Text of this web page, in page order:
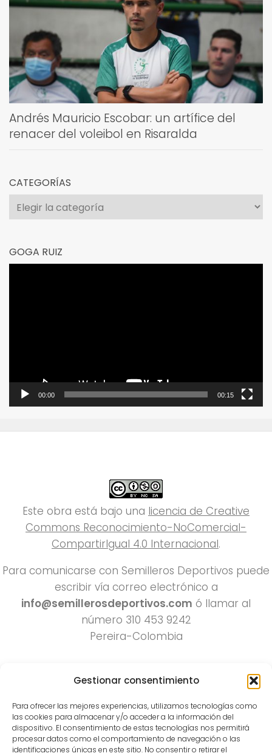
Gestionar consentimiento
Para ofrecer las mejores experiencias, utilizamos tecnologías como
las cookies para almacenar y/o acceder a la información del
dispositivo. El consentimiento de estas tecnologías nos permitirá
procesar datos como el comportamiento de navegación o las
identificaciones únicas en este sitio. No consentir o retirar el
Andrés Mauricio Escobar: un artífice del
renacer del voleibol en Risaralda
CATEGORÍAS
Categorías
GOGA RUIZ
00:00 00:15
Este obra está bajo una licencia de Creative
Commons Reconocimiento-NoComercial-
CompartirIgual 4.0 Internacional.
Para comunicarse con Semilleros Deportivos puede
escribir vía correo electrónico a
info@semillerosdeportivos.com ó llamar al
número 310 453 9242
Pereira-Colombia
Todos los derechos reservados 2022.